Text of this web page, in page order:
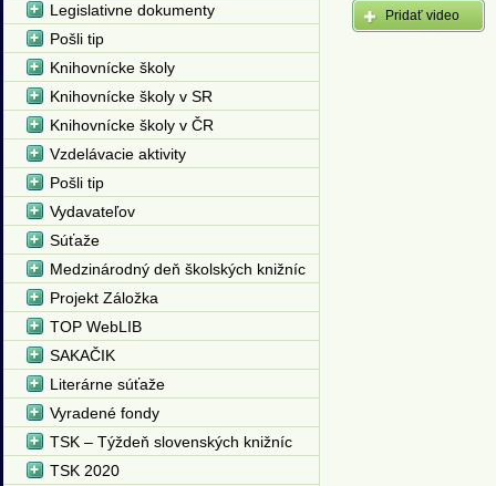
Pridať video
Legislativne dokumenty
Pošli tip
Knihovnícke školy
Knihovnícke školy v SR
Knihovnícke školy v ČR
Vzdelávacie aktivity
Pošli tip
Vydavateľov
Súťaže
Medzinárodný deň školských knižníc
Projekt Záložka
TOP WebLIB
SAKAČIK
Literárne súťaže
Vyradené fondy
TSK – Týždeň slovenských knižníc
TSK 2020